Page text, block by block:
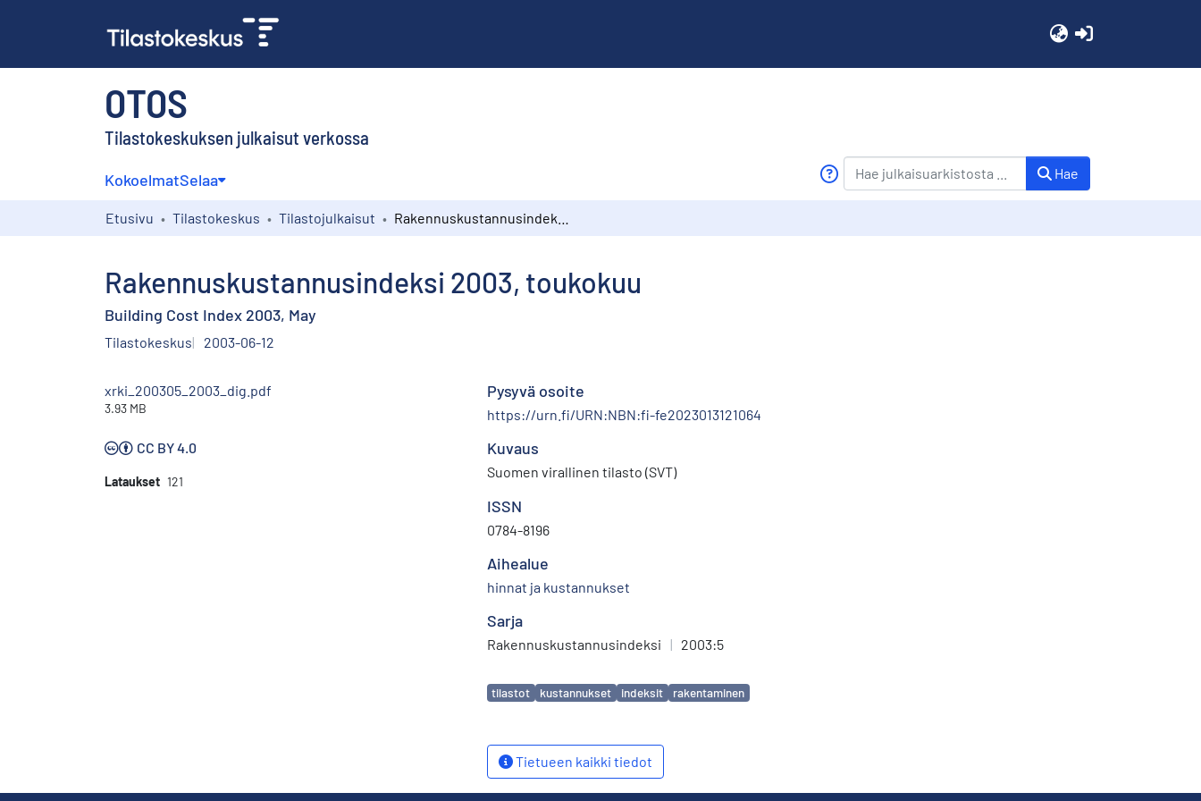
OTOS
Tilastokeskuksen julkaisut verkossa
KokoelmatSelaa Hae
Etusivu Tilastokeskus Tilastojulkaisut
Rakennuskustannusindeksi 2003, toukokuu
Building Cost Index 2003, May
Tilastokeskus 2003-06-12
xrki_200305_2003_dig.pdf
3.93 MB
CC BY 4.0
Lataukset 121
Pysyvä osoite
https://urn.fi/URN:NBN:fi-fe2023013121064
Kuvaus
Suomen virallinen tilasto (SVT)
ISSN
0784-8196
Aihealue
hinnat ja kustannukset
Sarja
Rakennuskustannusindeksi | 2003:5
Avainsanat
tilastot kustannukset indeksit rakentaminen
Tietueen kaikki tiedot